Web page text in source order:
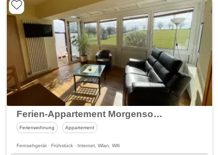
Ferien-Appartement Morgensonne
Ferienwohnung Appartement
Fernsehgerät · Frühstück · Internet, Wlan, Wifi